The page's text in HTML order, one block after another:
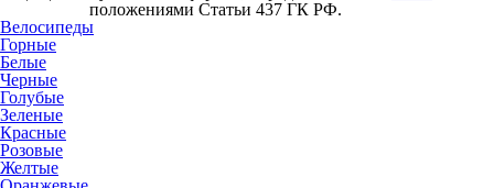
положениями Статьи 437 ГК РФ.
Велосипеды
Горные
Белые
Черные
Голубые
Зеленые
Красные
Розовые
Желтые